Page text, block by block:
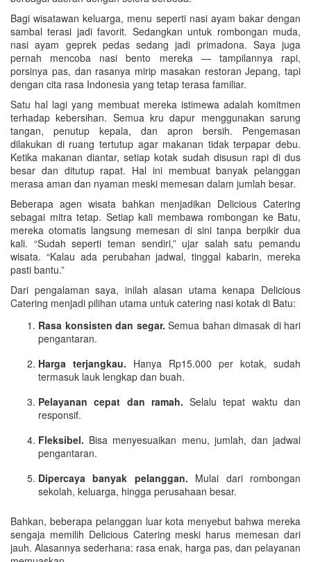
Bagi wisatawan keluarga, menu seperti nasi ayam bakar dengan
sambal terasi jadi favorit. Sedangkan untuk rombongan muda,
nasi ayam geprek pedas sedang jadi primadona. Saya juga
pernah mencoba nasi bento mereka — tampilannya rapi,
porsinya pas, dan rasanya mirip masakan restoran Jepang, tapi
dengan cita rasa Indonesia yang tetap terasa familiar.
Satu hal lagi yang membuat mereka istimewa adalah komitmen
terhadap kebersihan. Semua kru dapur menggunakan sarung
tangan, penutup kepala, dan apron bersih. Pengemasan
dilakukan di ruang tertutup agar makanan tidak terpapar debu.
Ketika makanan diantar, setiap kotak sudah disusun rapi di dus
besar dan ditutup rapat. Hal ini membuat banyak pelanggan
merasa aman dan nyaman meski memesan dalam jumlah besar.
Beberapa agen wisata bahkan menjadikan Delicious Catering
sebagai mitra tetap. Setiap kali membawa rombongan ke Batu,
mereka otomatis langsung memesan di sini tanpa berpikir dua
kali. “Sudah seperti teman sendiri,” ujar salah satu pemandu
wisata. “Kalau ada perubahan jadwal, tinggal kabarin, mereka
pasti bantu.”
Dari pengalaman saya, inilah alasan utama kenapa Delicious
Catering menjadi pilihan utama untuk catering nasi kotak di Batu:
Rasa konsisten dan segar. Semua bahan dimasak di hari
pengantaran.
Harga terjangkau. Hanya Rp15.000 per kotak, sudah
termasuk lauk lengkap dan buah.
Pelayanan cepat dan ramah. Selalu tepat waktu dan
responsif.
Fleksibel. Bisa menyesuaikan menu, jumlah, dan jadwal
pengantaran.
Dipercaya banyak pelanggan. Mulai dari rombongan
sekolah, keluarga, hingga perusahaan besar.
Bahkan, beberapa pelanggan luar kota menyebut bahwa mereka
sengaja memilih Delicious Catering meski harus memesan dari
jauh. Alasannya sederhana: rasa enak, harga pas, dan pelayanan